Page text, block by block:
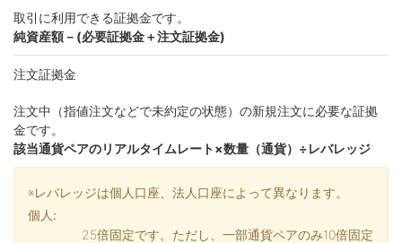
取引に利用できる証拠金です。
純資産額－(必要証拠金＋注文証拠金)
注文証拠金
注文中（指値注文などで未約定の状態）の新規注文に必要な証拠
金です。
該当通貨ペアのリアルタイムレート×数量（通貨）÷レバレッジ
※レバレッジは個人口座、法人口座によって異なります。
個人:
25倍固定です。ただし、一部通貨ペアのみ10倍固定